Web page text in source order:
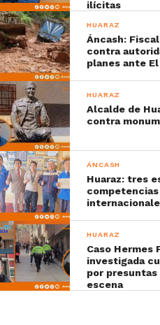
ilícitas
HUARAZ
Áncash:
contra
planes ante
HUARAZ
Alcalde de
contra
ÁNCASH
Huaraz: tres
HUARAZ
Caso Hermes
investigada
por
escena